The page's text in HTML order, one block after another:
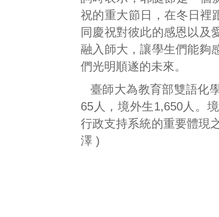
祝的重大節日，在冬日裡
同慶祝對彼此的感恩以及
融入師大，讓學生們能夠
們光明順遂的未來。
臺師大為教育部雙語化
65人，境外生1,650人。
行政支持系統的重要體現
澤 )